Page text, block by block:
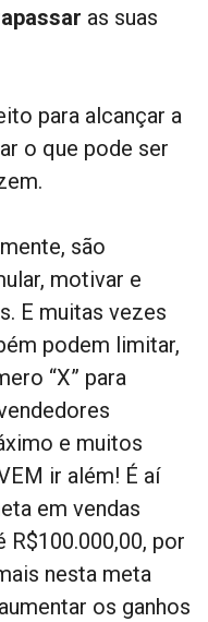
as suas
para alcançar a
o que pode ser
são
motivar e
E muitas vezes
podem limitar,
“X” para
e muitos
ir além! É aí
em vendas
R$100.000,00, por
nesta meta
os ganhos